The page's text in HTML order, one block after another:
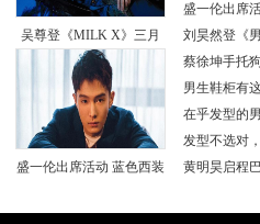
吴尊登《MILKX》三月
刊封面印
盛一伦出席活动蓝色西装
封面印
盛一伦出席
简约绅
刘昊然登《
N》封面
蔡徐坤手托
男生鞋柜有
是潮男
在乎发型的
发型不选对
废！
黄明昊启程